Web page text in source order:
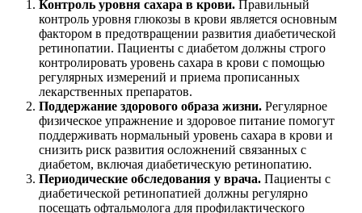
Контроль уровня сахара в крови. Правильный
контроль уровня глюкозы в крови является основным
фактором в предотвращении развития диабетической
ретинопатии. Пациенты с диабетом должны строго
контролировать уровень сахара в крови с помощью
регулярных измерений и приема прописанных
лекарственных препаратов.
Поддержание здорового образа жизни. Регулярное
физическое упражнение и здоровое питание помогут
поддерживать нормальный уровень сахара в крови и
снизить риск развития осложнений связанных с
диабетом, включая диабетическую ретинопатию.
Периодические обследования у врача. Пациенты с
диабетической ретинопатией должны регулярно
посещать офтальмолога для профилактического